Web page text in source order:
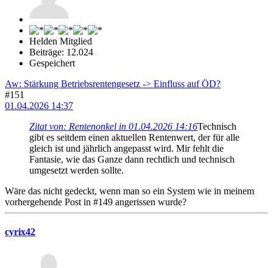
Helden Mitglied
Beiträge: 12.024
Gespeichert
Aw: Stärkung Betriebsrentengesetz -> Einfluss auf ÖD?
#151
01.04.2026 14:37
Zitat von: Rentenonkel in 01.04.2026 14:16Technisch
gibt es seitdem einen aktuellen Rentenwert, der für alle
gleich ist und jährlich angepasst wird. Mir fehlt die
Fantasie, wie das Ganze dann rechtlich und technisch
umgesetzt werden sollte.
Wäre das nicht gedeckt, wenn man so ein System wie in meinem
vorhergehende Post in #149 angerissen wurde?
cyrix42